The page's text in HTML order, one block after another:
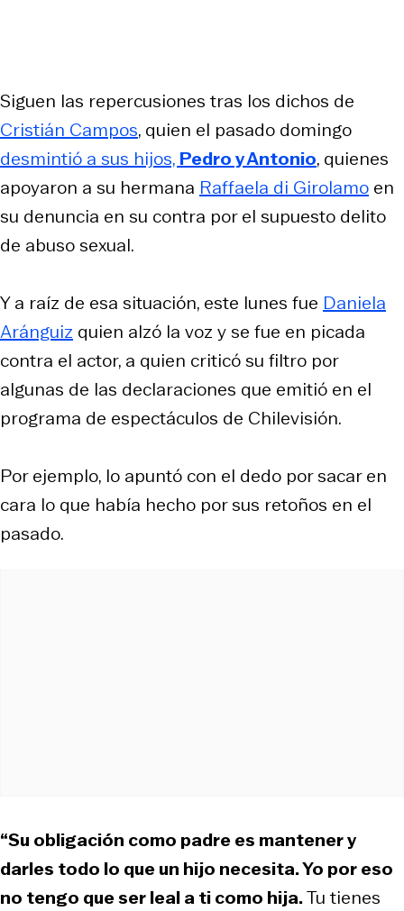
Siguen las repercusiones tras los dichos de
Cristián Campos, quien el pasado domingo
desmintió a sus hijos, Pedro y Antonio, quienes
apoyaron a su hermana Raffaela di Girolamo en
su denuncia en su contra por el supuesto delito
de abuso sexual.
Y a raíz de esa situación, este lunes fue Daniela
Aránguiz quien alzó la voz y se fue en picada
contra el actor, a quien criticó su filtro por
algunas de las declaraciones que emitió en el
programa de espectáculos de Chilevisión.
Por ejemplo, lo apuntó con el dedo por sacar en
cara lo que había hecho por sus retoños en el
pasado.
“Su obligación como padre es mantener y
darles todo lo que un hijo necesita. Yo por eso
no tengo que ser leal a ti como hija.Tu tienes